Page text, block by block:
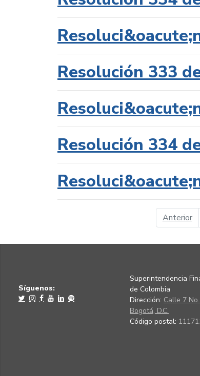
Resolución 333
Resolución 334
Anterior
Síguenos:
Superintendencia
de Colombia
Dirección: Calle 7
Bogotá, D.C.
Código postal: